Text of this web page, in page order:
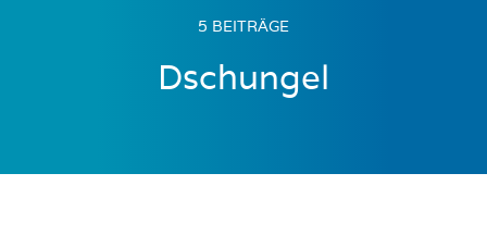
5 BEITRÄGE
Dschungel